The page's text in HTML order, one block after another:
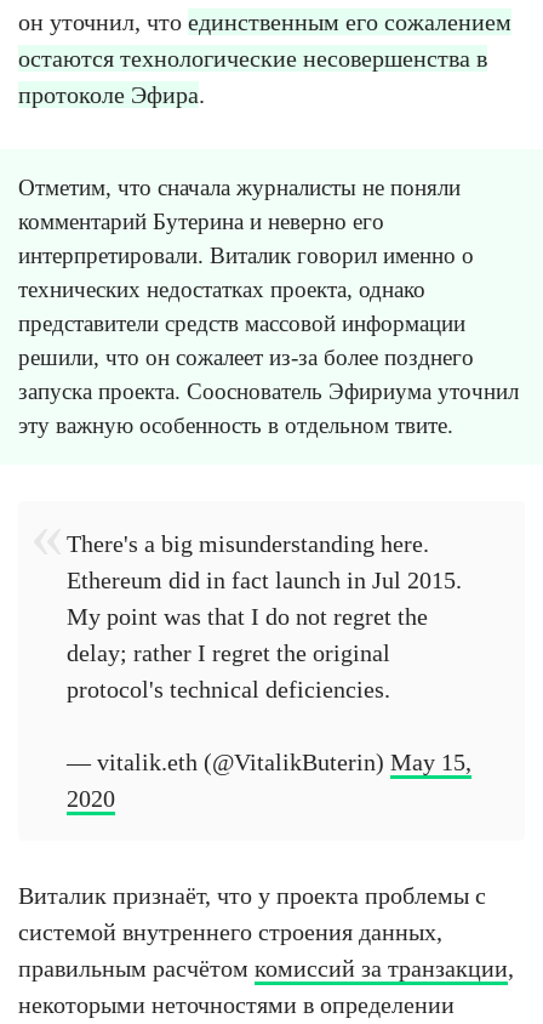
он уточнил, что единственным его сожалением
остаются технологические несовершенства в
протоколе Эфира.
Отметим, что сначала журналисты не поняли
комментарий Бутерина и неверно его
интерпретировали. Виталик говорил именно о
технических недостатках проекта, однако
представители средств массовой информации
решили, что он сожалеет из-за более позднего
запуска проекта. Сооснователь Эфириума уточнил
эту важную особенность в отдельном твите.
There's a big misunderstanding here.
Ethereum did in fact launch in Jul 2015.
My point was that I do not regret the
delay; rather I regret the original
protocol's technical deficiencies.
— vitalik.eth (@VitalikButerin) May 15,
2020
Виталик признаёт, что у проекта проблемы с
системой внутреннего строения данных,
правильным расчётом комиссий за транзакции,
некоторыми неточностями в определении